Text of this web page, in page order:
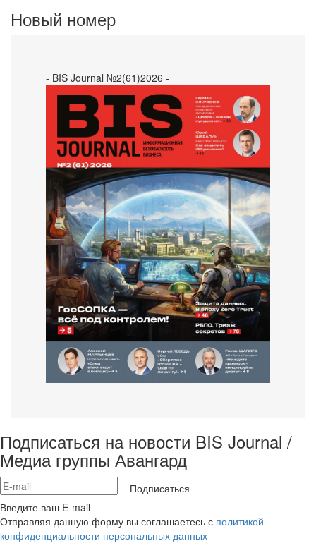
Новый номер
- BIS Journal №2(61)2026 -
Подписаться на новости BIS Journal /
Медиа группы Авангард
Подписаться
Введите ваш E-mail
Отправляя данную форму вы соглашаетесь с политикой
конфиденциальности персональных данных